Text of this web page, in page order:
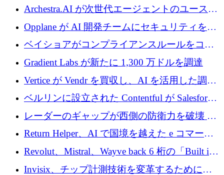
がエンジニアリング向け AI を推進するために
600 万ユーロのプレシードを確保
Archestra.AI が次世代エージェントのユースケ
ースを実現するために 1,000 万ドルを調達
Opplane が AI 開発チームにセキュリティをも
たらすために 450 万ユーロを調達
ベイショアがコンプライアンスルールをコー
ド化するために800万ドルを調達
Gradient Labs が新たに 1,300 万ドルを調達
Vertice が Vendr を買収し、AI を活用した調達
インテリジェンス プラットフォームを構築
ベルリンに設立された Contentful が Salesforce
に買収される
レーダーのギャップが西側の防衛力を破壊 —
そしてベルリンのチップスタートアップがそ
れを埋める
Return Helper、AI で国境を越えた e コマース
の返品を利益に変えるシリーズ A で 400 万ド
ルを調達
Revolut、Mistral、Wayve back 6 桁の「Built in
Europe」キャンペーン
Invisix、チップ計測技術を変革するために